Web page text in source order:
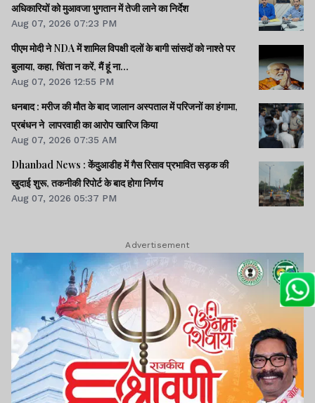
अधिकारियों को मुआवजा भुगतान में तेजी लाने का निर्देश
Aug 07, 2026 07:23 PM
पीएम मोदी ने NDA में शामिल विपक्षी दलों के बागी सांसदों को नाश्ते पर
बुलाया, कहा, चिंता न करें, मैं हूं ना...
Aug 07, 2026 12:55 PM
धनबाद : मरीज की मौत के बाद जालान अस्पताल में परिजनों का हंगामा,
प्रबंधन ने लापरवाही का आरोप खारिज किया
Aug 07, 2026 07:35 AM
Dhanbad News : केंदुआडीह में गैस रिसाव प्रभावित सड़क की
खुदाई शुरू, तकनीकी रिपोर्ट के बाद होगा निर्णय
Aug 07, 2026 05:37 PM
Advertisement